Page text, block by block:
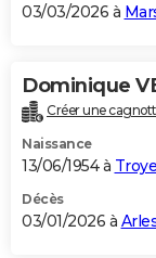
BONS PLANS
Carte de Noël
Carte Bonne année
Carte Saint-Valentin
Carte Pâques
Carte d'anniversaire
DICTIONNAIRE
Dictionnaire
Biographies
Citations
Expressions
Proverbes
PROGRAMME TV
S'inscrire
Se connecter
Lycées
Collèges
Primaires
Universités
Entreprises
Service militaire
Avis de recherche
AVIS DE DÉCÈS
03/03/2026 à
Dominique
Créer une
Naissance
13/06/1954 à
Décès
03/01/2026 à